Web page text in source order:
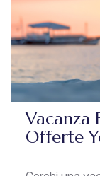
Offerte